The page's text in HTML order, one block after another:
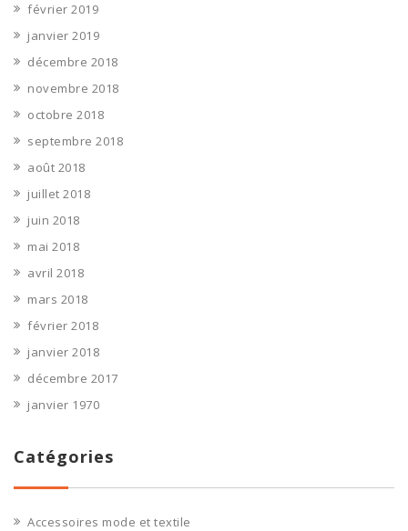
février 2019
janvier 2019
décembre 2018
novembre 2018
octobre 2018
septembre 2018
août 2018
juillet 2018
juin 2018
mai 2018
avril 2018
mars 2018
février 2018
janvier 2018
décembre 2017
janvier 1970
Catégories
Accessoires mode et textile